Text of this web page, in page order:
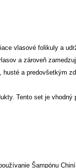
vlasové folikuly a
a zároveň
a predovšetkým
Tento set je vhodný
Šampónu